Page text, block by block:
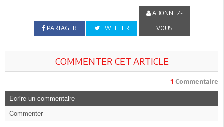
PARTAGER TWEETER
ABONNEZ-
VOUS
COMMENTER CET ARTICLE
1 Commentaire
Ecrire un commentaire
Commenter